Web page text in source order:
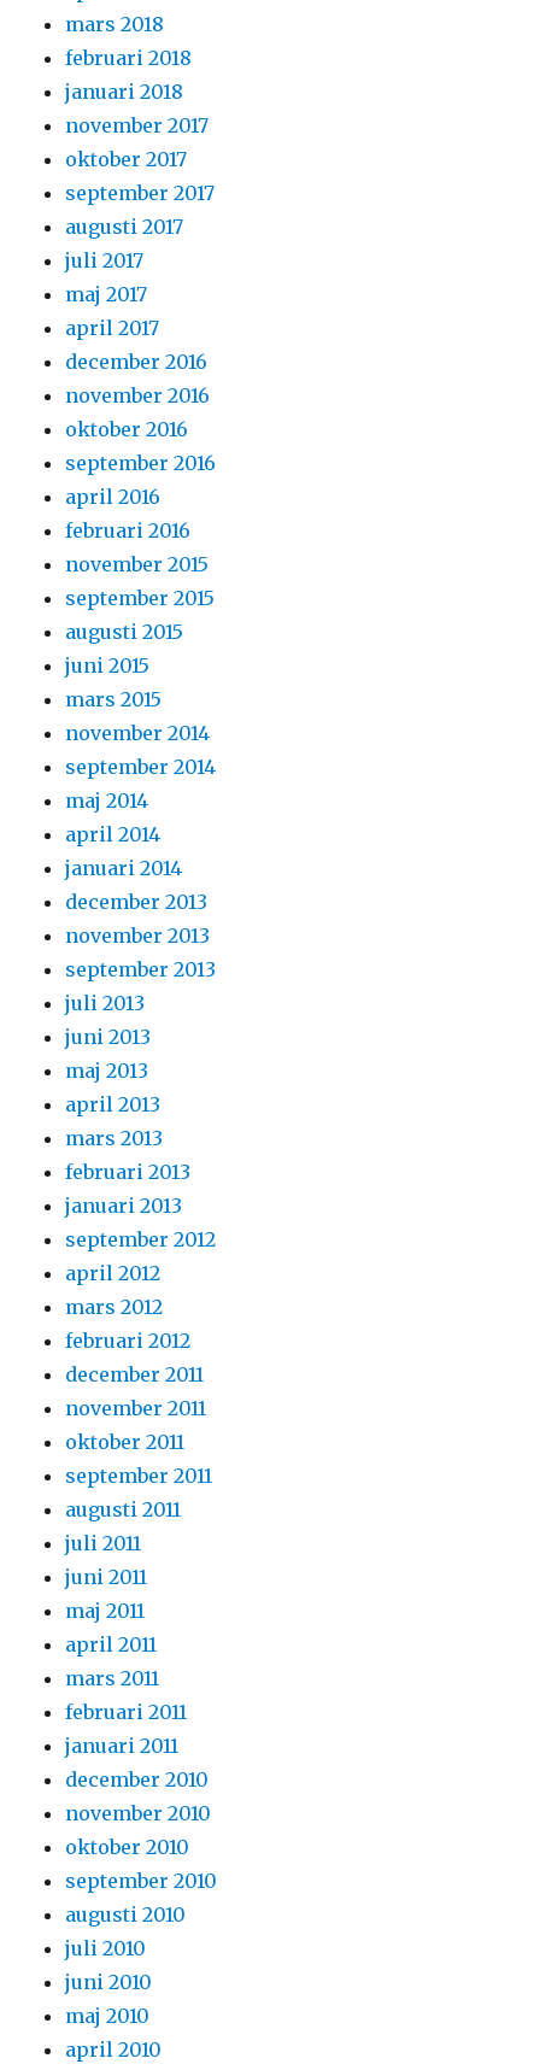
mars 2018
februari 2018
januari 2018
november 2017
oktober 2017
september 2017
augusti 2017
juli 2017
maj 2017
april 2017
december 2016
november 2016
oktober 2016
september 2016
april 2016
februari 2016
november 2015
september 2015
augusti 2015
juni 2015
mars 2015
november 2014
september 2014
maj 2014
april 2014
januari 2014
december 2013
november 2013
september 2013
juli 2013
juni 2013
maj 2013
april 2013
mars 2013
februari 2013
januari 2013
september 2012
april 2012
mars 2012
februari 2012
december 2011
november 2011
oktober 2011
september 2011
augusti 2011
juli 2011
juni 2011
maj 2011
april 2011
mars 2011
februari 2011
januari 2011
december 2010
november 2010
oktober 2010
september 2010
augusti 2010
juli 2010
juni 2010
maj 2010
april 2010